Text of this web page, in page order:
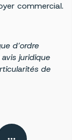
commercial.
d’ordre
juridique
de